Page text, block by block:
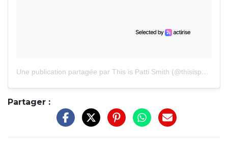
Une publication partagée par This is Patti Smith (@thisispattismith)
Partager :